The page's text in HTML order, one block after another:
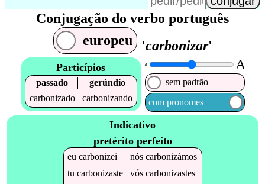
Conjugação do verbo português
europeu
'carbonizar'
Particípios
passado
gerúndio
carbonizado
carbonizando
A A
sem padrão
com pronomes
Indicativo
pretérito perfeito
eucarbonizei nóscarbonizámos
tucarbonizaste vóscarbonizastes